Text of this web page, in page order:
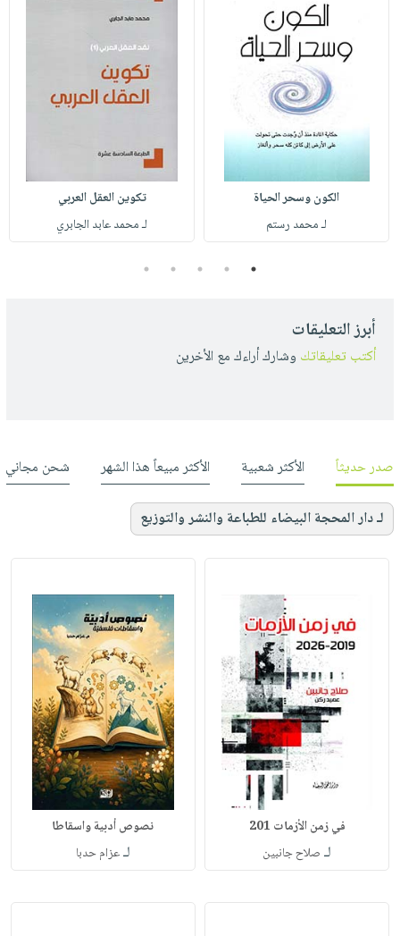
الكون وسحر الحياة
لـ محمد رستم
تكوين العقل العربي
لـ محمد عابد الجابري
1
2
3
4
5
أبرز التعليقات
أكتب تعليقاتك وشارك أراءك مع الأخرين
صدر حديثاً الأكثر شعبية الأكثر مبيعاً هذا الشهر شحن مجاني
لـ دار المحجة البيضاء للطباعة والنشر والتوزيع
في زمن الأزمات 201
لـ صلاح جانبين
نصوص أدبية واسقاطا
لـعزام حدبا